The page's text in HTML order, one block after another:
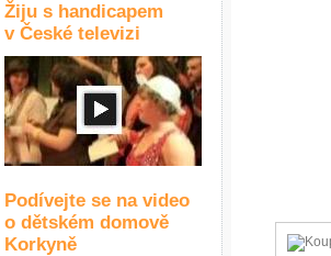
Žiju s handicapem
v České televizi
Podívejte se na video
o dětském domově
Korkyně